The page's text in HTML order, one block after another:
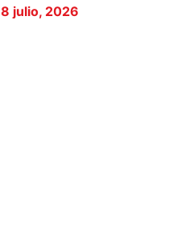
8 julio, 2026